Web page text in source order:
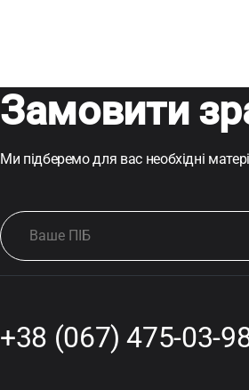
Замовити
Ми підберемо для вас необхідні
+38 (067) 475-03-